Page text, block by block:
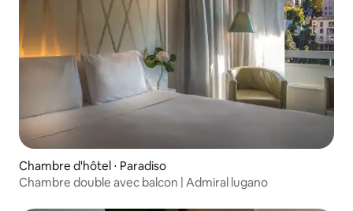
Chambre d'hôtel ⋅ Paradiso
Chambre double avec balcon | Admiral lugano